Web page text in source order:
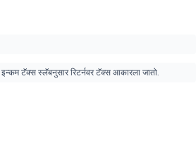
इन्कम टॅक्स स्लॅबनुसार रिटर्नवर टॅक्स आकारला जातो.